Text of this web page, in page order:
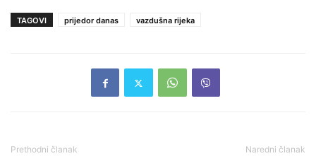
TAGOVI prijedor danas vazdušna rijeka
Prethodni članak Naredni članak